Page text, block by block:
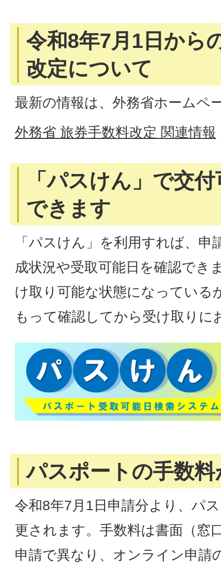
令和8年7月1日から
改定について
最新の情報は、外務省ホームペ
外務省 旅券手数料改定 関連情報
「パスけん」で交
できます
「パスけん」を利用すれば、
成状況や受取可能日を確認でき
け取り可能な状態になっている
もって確認してから受け取りに
パスポートの手数
令和8年7月1日申請分より、パ
更されます。手数料は書面（窓
申請で異なり、オンライン申請